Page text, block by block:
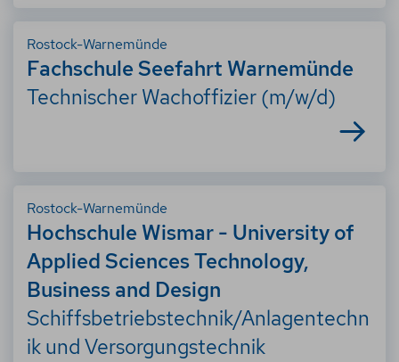
Rostock-Warnemünde
Fachschule Seefahrt Warnemünde
Technischer Wachoffizier (m/w/d)
Rostock-Warnemünde
Hochschule Wismar - University of
Applied Sciences Technology,
Business and Design
Schiffsbetriebstechnik/Anlagentechn
ik und Versorgungstechnik